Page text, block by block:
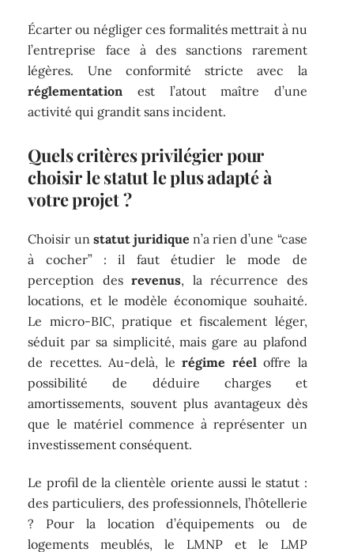
Écarter ou négliger ces formalités mettrait à nu
l’entreprise face à des sanctions rarement
légères. Une conformité stricte avec la
réglementation est l’atout maître d’une
activité qui grandit sans incident.
Quels critères privilégier pour
choisir le statut le plus adapté à
votre projet ?
Choisir un statut juridique n’a rien d’une “case
à cocher” : il faut étudier le mode de
perception desrevenus, la récurrence des
locations, et le modèle économique souhaité.
Le micro-BIC, pratique et fiscalement léger,
séduit par sa simplicité, mais gare au plafond
de recettes. Au-delà, lerégime réeloffre la
possibilité de déduire charges et
amortissements, souvent plus avantageux dès
que le matériel commence à représenter un
investissement conséquent.
Le profil de la clientèle oriente aussi le statut :
des particuliers, des professionnels, l’hôtellerie
? Pour la location d’équipements ou de
logements meublés, le LMNP et le LMP